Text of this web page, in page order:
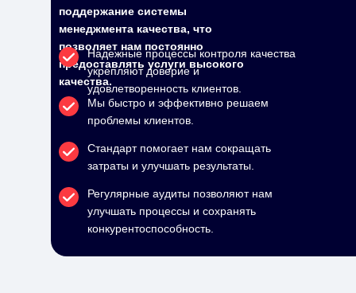
поддержание системы
менеджмента качества, что
позволяет нам постоянно
предоставлять услуги высокого
качества.
Надежные процессы контроля качества
укрепляют доверие и
удовлетворенность клиентов.
Мы быстро и эффективно решаем
проблемы клиентов.
Стандарт помогает нам сокращать
затраты и улучшать результаты.
Регулярные аудиты позволяют нам
улучшать процессы и сохранять
конкурентоспособность.